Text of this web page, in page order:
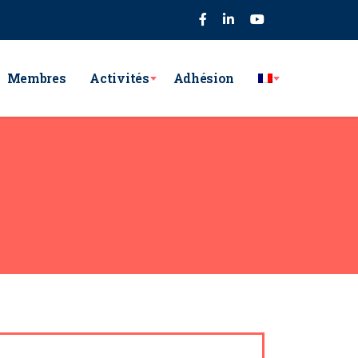
Membres Activités Adhésion